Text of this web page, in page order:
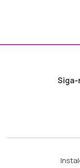
Siga-